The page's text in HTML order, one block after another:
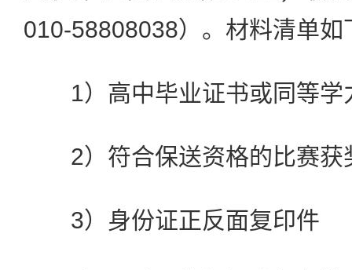
010-58808038）。材料清单如
1）高中毕业证书或同等学
2）符合保送资格的比赛获
3）身份证正反面复印件